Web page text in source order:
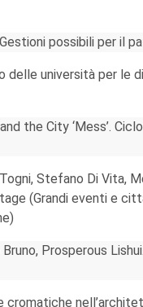
possibili per il
delle università per le
the City ‘Mess’.
Stefano Di Vita,
(Grandi eventi e
Prosperous
cromatiche